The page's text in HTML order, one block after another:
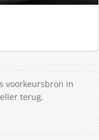
voorkeursbron in
terug.